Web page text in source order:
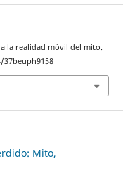
a la realidad móvil del mito.
37beuph9158
Mito,